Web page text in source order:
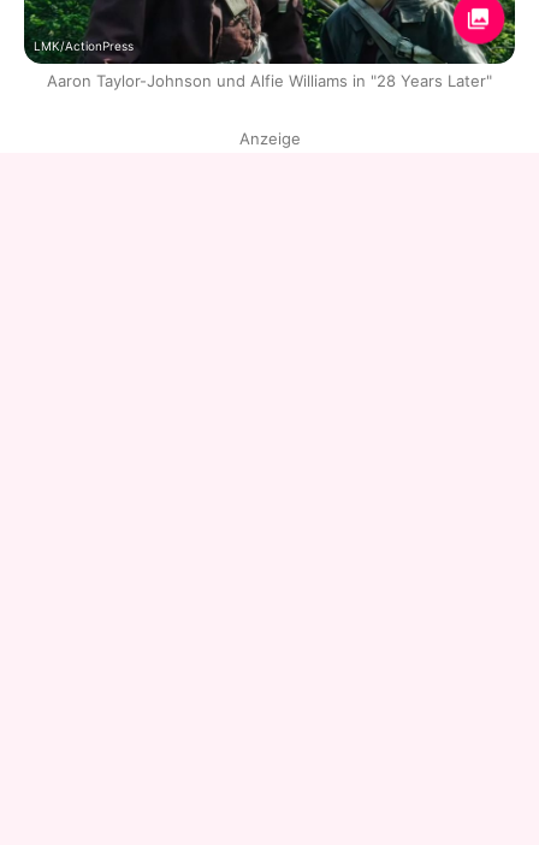
LMK/ActionPress
Aaron Taylor-Johnson und Alfie Williams in "28 Years Later"
Anzeige